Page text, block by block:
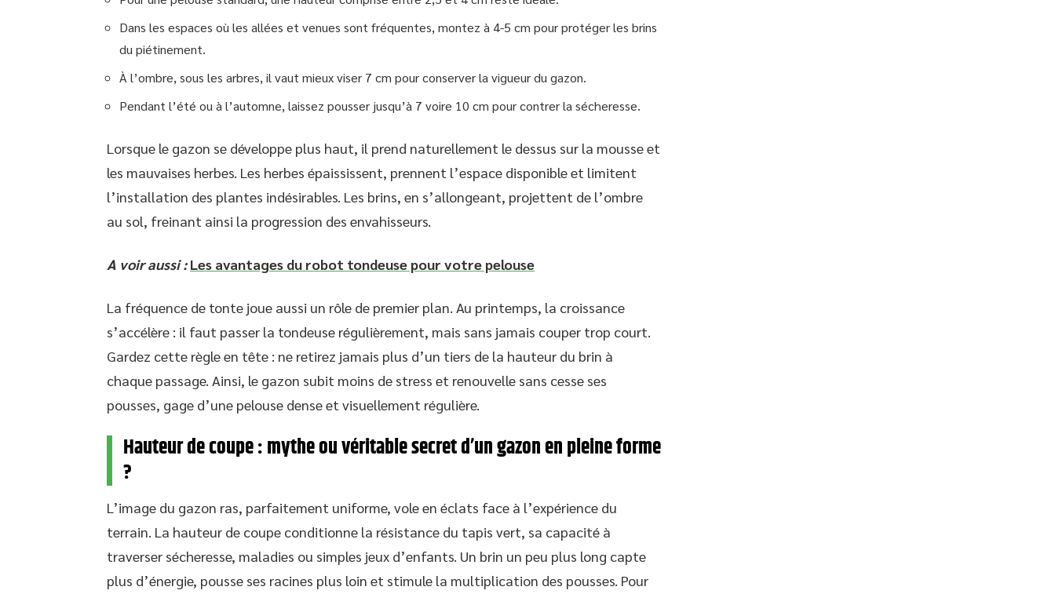
Dans les espaces où les allées et venues sont fréquentes, montez à 4-5 cm pour protéger les brins
du piétinement.
À l’ombre, sous les arbres, il vaut mieux viser 7 cm pour conserver la vigueur du gazon.
Pendant l’été ou à l’automne, laissez pousser jusqu’à 7 voire 10 cm pour contrer la sécheresse.
Lorsque le gazon se développe plus haut, il prend naturellement le dessus sur la mousse et
les mauvaises herbes. Les herbes épaississent, prennent l’espace disponible et limitent
l’installation des plantes indésirables. Les brins, en s’allongeant, projettent de l’ombre
au sol, freinant ainsi la progression des envahisseurs.
A voir aussi : Les avantages du robot tondeuse pour votre pelouse
La fréquence de tonte joue aussi un rôle de premier plan. Au printemps, la croissance
s’accélère : il faut passer la tondeuse régulièrement, mais sans jamais couper trop court.
Gardez cette règle en tête : ne retirez jamais plus d’un tiers de la hauteur du brin à
chaque passage. Ainsi, le gazon subit moins de stress et renouvelle sans cesse ses
pousses, gage d’une pelouse dense et visuellement régulière.
Hauteur de coupe : mythe ou véritable secret d’un gazon en pleine forme
?
L’image du gazon ras, parfaitement uniforme, vole en éclats face à l’expérience du
terrain. La hauteur de coupe conditionne la résistance du tapis vert, sa capacité à
traverser sécheresse, maladies ou simples jeux d’enfants. Un brin un peu plus long capte
plus d’énergie, pousse ses racines plus loin et stimule la multiplication des pousses. Pour